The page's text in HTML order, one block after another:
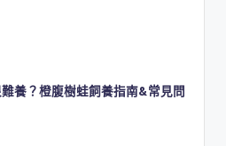
難養？橙腹樹蛙飼養指南&常見問